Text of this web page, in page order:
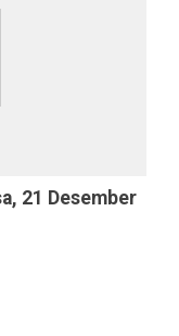
21 Desember